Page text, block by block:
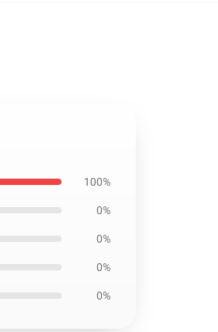
100%
0%
0%
0%
0%